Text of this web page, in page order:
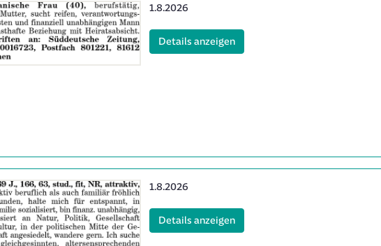
Erscheinungsdatum:
1.8.2026
Details anzeigen(ID: 2063152)
Erscheinungsdatum:
1.8.2026
Details anzeigen(ID: 2063313)